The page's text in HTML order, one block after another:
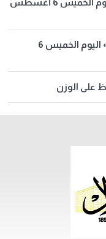
مواعيد قطارات «الإسكندرية ـ القاهرة» اليوم الخميس 6
على الوزن